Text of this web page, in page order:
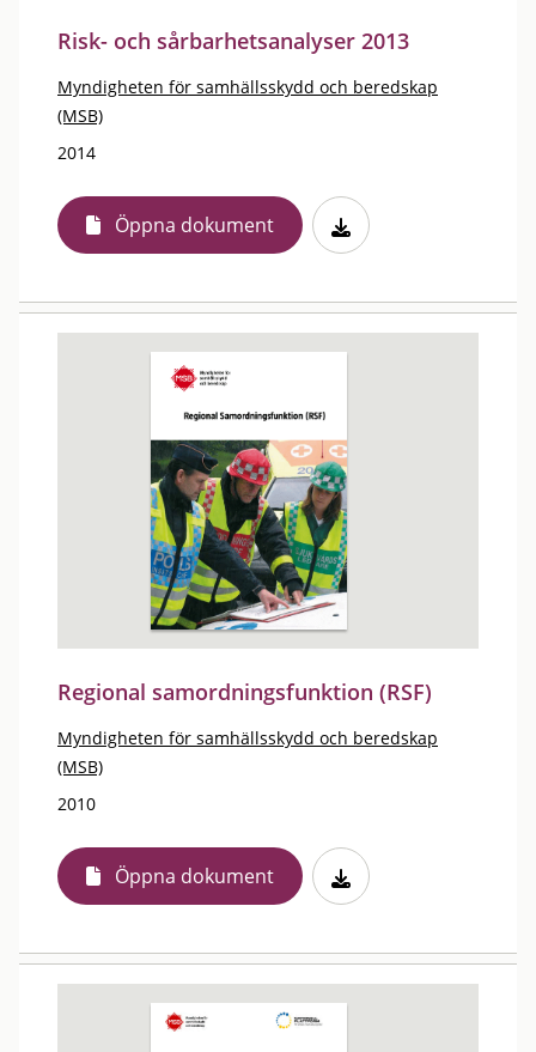
Risk- och sårbarhetsanalyser 2013
Myndigheten för samhällsskydd och beredskap
(MSB)
2014
Öppna dokument
Regional samordningsfunktion (RSF)
Myndigheten för samhällsskydd och beredskap
(MSB)
2010
Öppna dokument